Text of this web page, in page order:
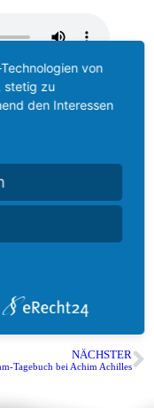
mich sehr darüber
höre.
Du Ihn gerne
NÄCHSTER
Tagebuch bei Achim Achilles
von
stetig zu
den Interessen